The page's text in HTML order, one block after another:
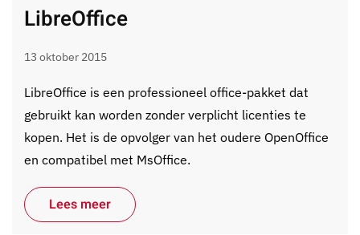
LibreOffice
13 oktober 2015
LibreOffice is een professioneel office-pakket dat
gebruikt kan worden zonder verplicht licenties te
kopen. Het is de opvolger van het oudere OpenOffice
en compatibel met MsOffice.
Lees meer